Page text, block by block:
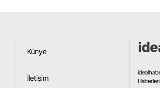
Sinop
Künye
İletişim
Haberleri